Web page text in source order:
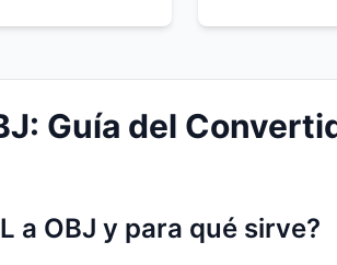
Guía del
a OBJ y para qué sirve?